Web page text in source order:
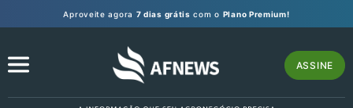
Aproveite agora 7 dias grátis com o Plano Premium!
ASSINE